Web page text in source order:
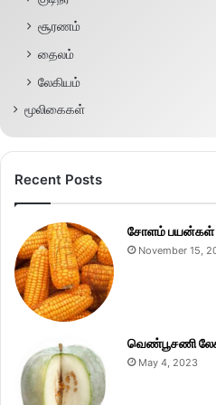
சூரணம்
தைலம்
லேகியம்
மூலிகைகள்
Recent Posts
சோளம் பயன்கள்
November 15,
வெண்பூசணி
May 4, 2023